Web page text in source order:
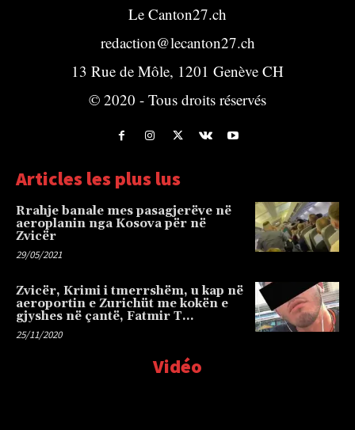
Le Canton27.ch
redaction@lecanton27.ch
13 Rue de Môle, 1201 Genève CH
© 2020 - Tous droits réservés
Articles les plus lus
Rrahje banale mes pasagjerëve në
aeroplanin nga Kosova për në
Zvicër
29/05/2021
Zvicër, Krimi i tmerrshëm, u kap në
aeroportin e Zurichüt me kokën e
gjyshes në çantë, Fatmir T…
25/11/2020
Vidéo